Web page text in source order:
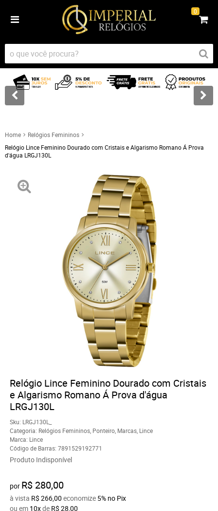
0
Home
Relógios Femininos
Relógio Lince Feminino Dourado com Cristais e Algarismo Romano Á Prova
d'água LRGJ130L
Relógio Lince Feminino Dourado com Cristais
e Algarismo Romano Á Prova d'água
LRGJ130L
Sku: LRGJ130L_
Categoria: Relógios Femininos Ponteiro Marcas Lince
Marca: Lince
Código de Barras: 7891529192771
Produto Indisponível
por R$ 280,00
à vista R$ 266,00 economize 5% no Pix
ou em 10xde R$ 28,00